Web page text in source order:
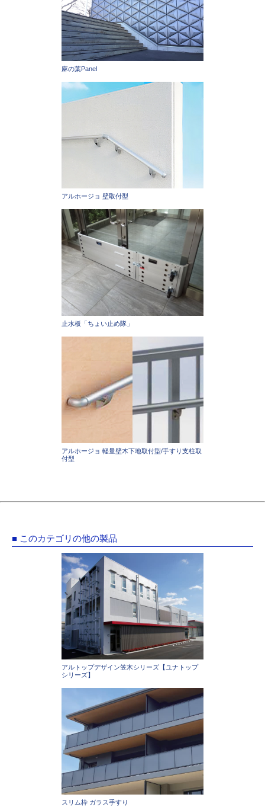
麻の葉Panel
アルホージョ 壁取付型
止水板「ちょい止め隊」
アルホージョ 軽量壁木下地取付型/手すり支柱取
付型
■ このカテゴリの他の製品
アルトップデザイン笠木シリーズ【ユナトップ
シリーズ】
スリム枠 ガラス手すり